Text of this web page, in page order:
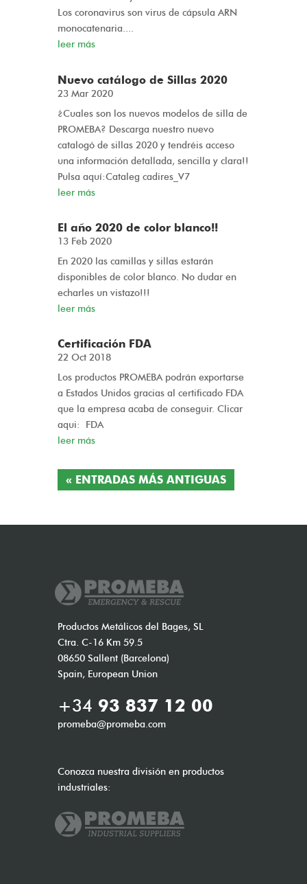
Los coronavirus son virus de cápsula ARN
monocatenaria....
leer más
Nuevo catálogo de Sillas 2020
23 Mar 2020
¿Cuales son los nuevos modelos de silla de
PROMEBA? Descarga nuestro nuevo
catalogó de sillas 2020 y tendréis acceso
una información detallada, sencilla y clara!!
Pulsa aquí:Cataleg cadires_V7
leer más
El año 2020 de color blanco!!
13 Feb 2020
En 2020 las camillas y sillas estarán
disponibles de color blanco. No dudar en
echarles un vistazo!!!
leer más
Certificación FDA
22 Oct 2018
Los productos PROMEBA podrán exportarse
a Estados Unidos gracias al certificado FDA
que la empresa acaba de conseguir. Clicar
aqui: FDA
leer más
« ENTRADAS MÁS ANTIGUAS
Productos Metálicos del Bages, SL
Ctra. C-16 Km 59.5
08650 Sallent (Barcelona)
Spain, European Union
+34 93 837 12 00
promeba@promeba.com
Conozca nuestra división en productos
industriales: